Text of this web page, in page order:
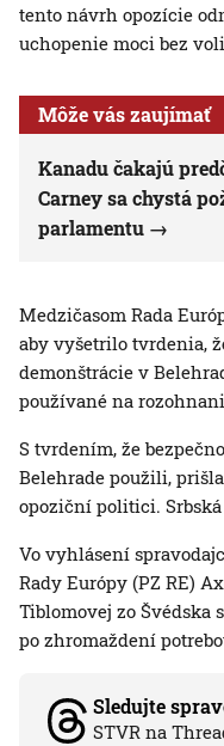
tento návrh opozície
uchopenie moci bez
Môže vás zaujímať
Kanadu čakajú
Carney sa chystá
parlamentu
Medzičasom Rada
aby vyšetrilo tvrdenia,
demonštrácie v
používané na
S tvrdením, že
Belehrade použili,
opoziční politici.
Vo vyhlásení
Rady Európy (PZ RE)
Tiblomovej zo Švédska
po zhromaždení
Sledujte
STVR na